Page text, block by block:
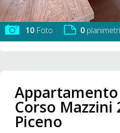
10 Foto 0
Corso Mazzini
Piceno